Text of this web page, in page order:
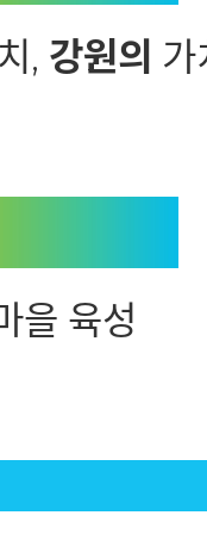
, 강원의 가
을 육성